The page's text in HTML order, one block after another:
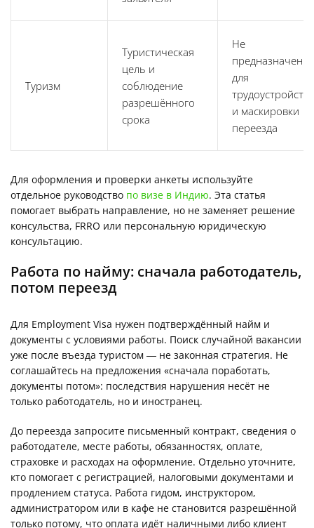
Туризм
Туристическая
цель и
соблюдение
разрешённого
срока
Не
предназначен
для
трудоустройства
и маскировки
переезда
Для оформления и проверки анкеты используйте
отдельное руководство по визе в Индию. Эта статья
помогает выбрать направление, но не заменяет решение
консульства, FRRO или персональную юридическую
консультацию.
Работа по найму: сначала работодатель,
потом переезд
Для Employment Visa нужен подтверждённый найм и
документы с условиями работы. Поиск случайной вакансии
уже после въезда туристом — не законная стратегия. Не
соглашайтесь на предложения «сначала поработать,
документы потом»: последствия нарушения несёт не
только работодатель, но и иностранец.
До переезда запросите письменный контракт, сведения о
работодателе, месте работы, обязанностях, оплате,
страховке и расходах на оформление. Отдельно уточните,
кто помогает с регистрацией, налоговыми документами и
продлением статуса. Работа гидом, инструктором,
администратором или в кафе не становится разрешённой
только потому, что оплата идёт наличными либо клиент